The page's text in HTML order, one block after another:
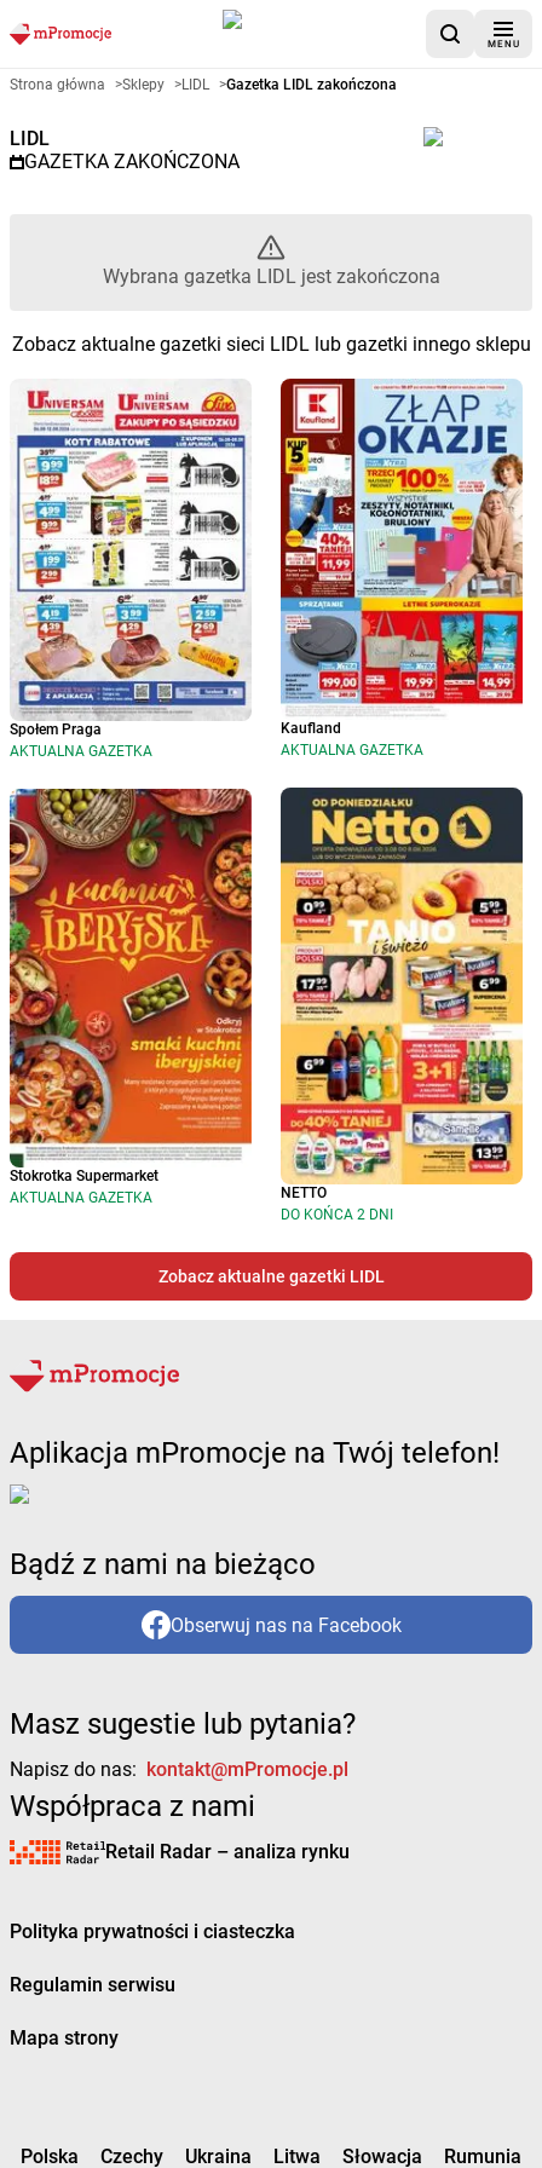
MENU
Gazetka promocyjna LIDL –
Strona główna >Sklepy >LIDL >Gazetka LIDL zakończona
LIDL
GAZETKA ZAKOŃCZONA
Wybrana gazetka LIDL jest zakończona
Zobacz aktualne gazetki sieci LIDL lub gazetki innego sklepu
Społem Praga
AKTUALNA GAZETKA
Stokrotka Supermarket
AKTUALNA GAZETKA
Kaufland
AKTUALNA GAZETKA
NETTO
DO KOŃCA 2 DNI
Zobacz aktualne gazetki LIDL
Aplikacja mPromocje na Twój telefon!
Bądź z nami na bieżąco
Obserwuj nas na Facebook
Masz sugestie lub pytania?
Napisz do nas: kontakt@mPromocje.pl
Współpraca z nami
Retail Radar – analiza rynku
Polityka prywatności i ciasteczka
Regulamin serwisu
Mapa strony
Polska Czechy Ukraina Litwa Słowacja Rumunia